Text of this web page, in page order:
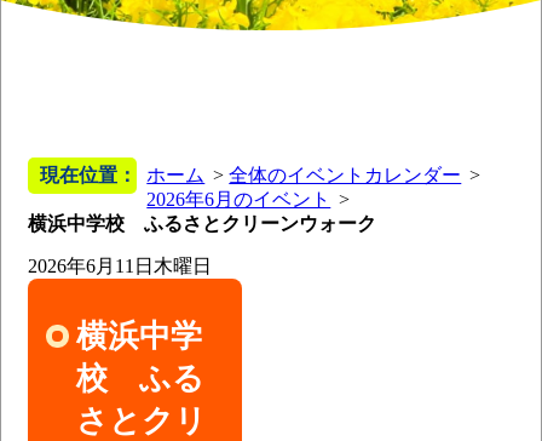
現在位置： ホーム
全体のイベントカレンダー
2026年6月のイベント
横浜中学校 ふるさとクリーンウォーク
2026年6月11日 木曜日
横浜中学
校 ふる
さとクリ